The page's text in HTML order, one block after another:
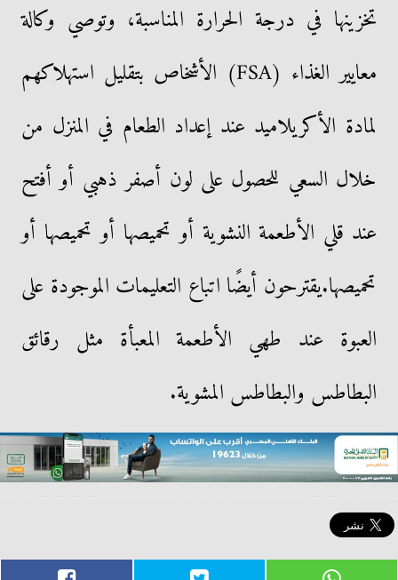
تخزينها في درجة الحرارة المناسبة، وتوصي وكالة
معايير الغذاء (FSA) الأشخاص بتقليل استهلاكهم
لمادة الأكريلاميد عند إعداد الطعام في المنزل من
خلال السعي للحصول على لون أصفر ذهبي أو أفتح
عند قلي الأطعمة النشوية أو تحميصها أو تحميصها أو
تحميصها.يقترحون أيضًا اتباع التعليمات الموجودة على
العبوة عند طهي الأطعمة المعبأة مثل رقائق
البطاطس والبطاطس المشوية.